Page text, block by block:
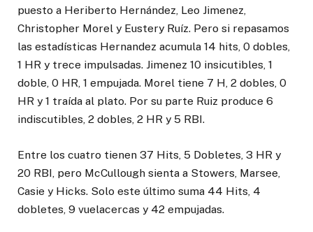
puesto a Heriberto Hernández, Leo Jimenez,
Christopher Morel y Eustery Ruíz. Pero si repasamos
las estadísticas Hernandez acumula 14 hits, 0 dobles,
1 HR y trece impulsadas. Jimenez 10 insicutibles, 1
doble, 0 HR, 1 empujada. Morel tiene 7 H, 2 dobles, 0
HR y 1 traída al plato. Por su parte Ruiz produce 6
indiscutibles, 2 dobles, 2 HR y 5 RBI.
Entre los cuatro tienen 37 Hits, 5 Dobletes, 3 HR y
20 RBI, pero McCullough sienta a Stowers, Marsee,
Casie y Hicks. Solo este último suma 44 Hits, 4
dobletes, 9 vuelacercas y 42 empujadas.